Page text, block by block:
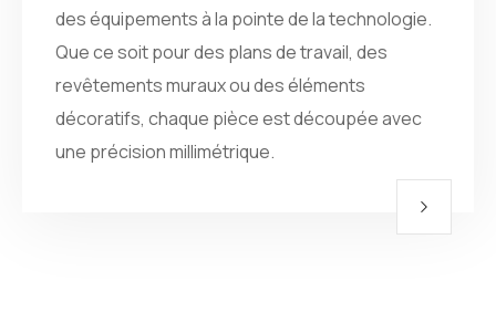
des équipements à la pointe de la technologie.
Que ce soit pour des plans de travail, des
revêtements muraux ou des éléments
décoratifs, chaque pièce est découpée avec
une précision millimétrique.